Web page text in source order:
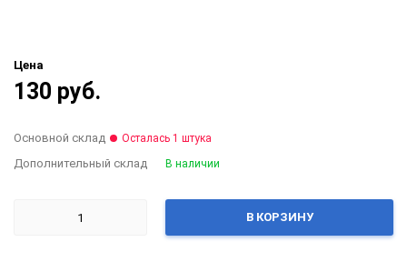
Цена
130 руб.
В КОРЗИНУ
Основной склад Осталась 1 штука
Дополнительный склад В наличии